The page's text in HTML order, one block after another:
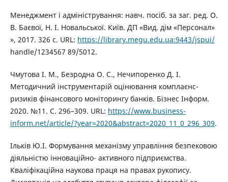
Менеджмент і адміністрування: навч. посіб. за заг. ред. О.
В. Баєвої, Н. І. Новальської. Київ. ДП «Вид. дім «Персонал»
», 2017. 326 с. URL: https://library.megu.edu.ua:9443/jspui/
handle/1234567 89/5012.
Чмутова І. М., Безродна О. С., Нечипоренко Д. І.
Методичний інструментарій оцінювання комплаєнс-
ризиків фінансового моніторингу банків. Бізнес Інформ.
2020. №11. C. 296–309. URL: https://www.business-
inform.net/article/?year=2020&abstract=2020_11_0_296_309.
Ільків Ю.І. Формування механізму управління безпековою
діяльністю інноваційно- активного підприємства.
Кваліфікаційна наукова праця на правах рукопису.